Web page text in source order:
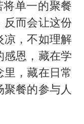
将单一的聚餐
反而会让这份
凉，不如理解
感恩，藏在学
，藏在日常
餐的参与人